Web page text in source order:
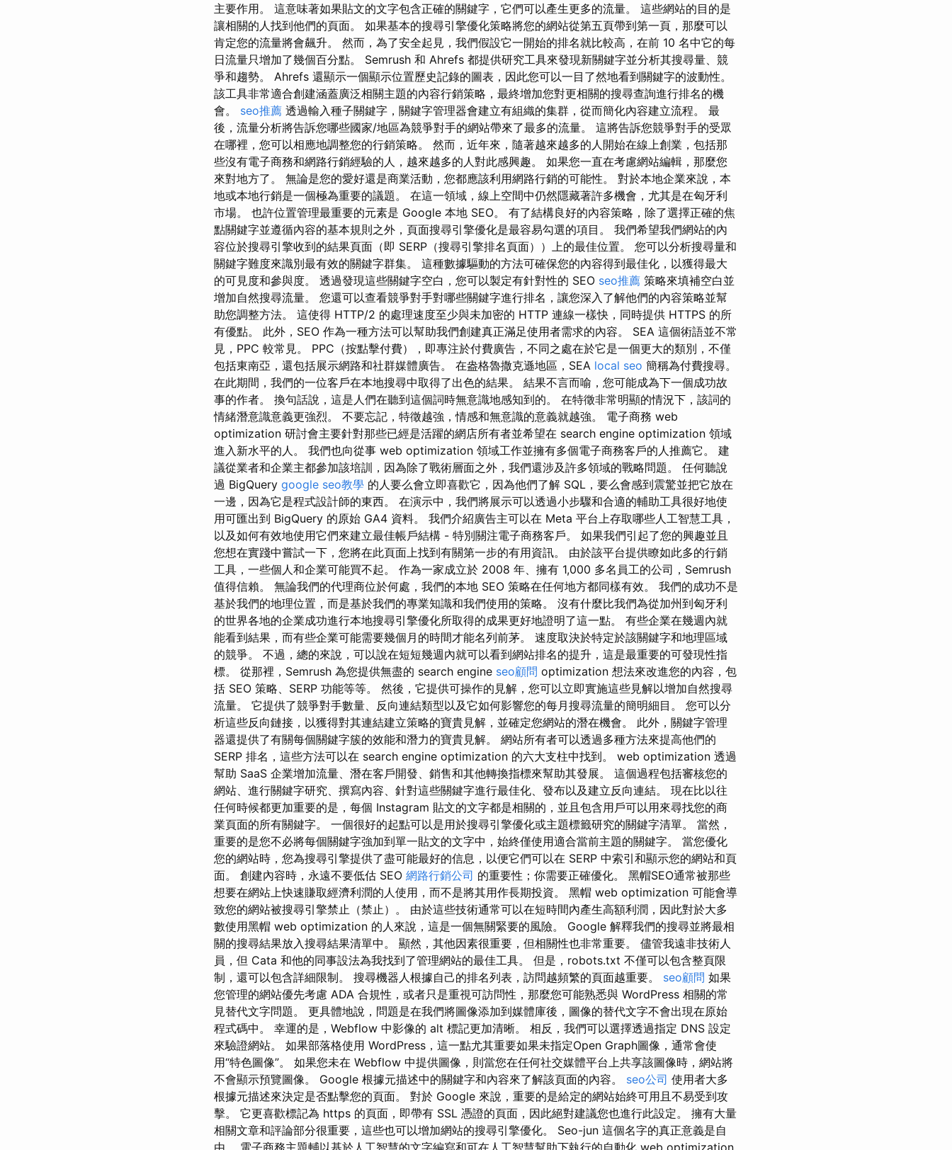
主要作用。 這意味著如果貼文的文字包含正確的關鍵字，它們可以產生更多的流量。 這些網站的目的是
讓相關的人找到他們的頁面。 如果基本的搜尋引擎優化策略將您的網站從第五頁帶到第一頁，那麼可以
肯定您的流量將會飆升。 然而，為了安全起見，我們假設它一開始的排名就比較高，在前 10 名中它的每
日流量只增加了幾個百分點。 Semrush 和 Ahrefs 都提供研究工具來發現新關鍵字並分析其搜尋量、競
爭和趨勢。 Ahrefs 還顯示一個顯示位置歷史記錄的圖表，因此您可以一目了然地看到關鍵字的波動性。
該工具非常適合創建涵蓋廣泛相關主題的內容行銷策略，最終增加您對更相關的搜尋查詢進行排名的機
會。 seo推薦 透過輸入種子關鍵字，關鍵字管理器會建立有組織的集群，從而簡化內容建立流程。 最
後，流量分析將告訴您哪些國家/地區為競爭對手的網站帶來了最多的流量。 這將告訴您競爭對手的受眾
在哪裡，您可以相應地調整您的行銷策略。 然而，近年來，隨著越來越多的人開始在線上創業，包括那
些沒有電子商務和網路行銷經驗的人，越來越多的人對此感興趣。 如果您一直在考慮網站編輯，那麼您
來對地方了。 無論是您的愛好還是商業活動，您都應該利用網路行銷的可能性。 對於本地企業來說，本
地或本地行銷是一個極為重要的議題。 在這一領域，線上空間中仍然隱藏著許多機會，尤其是在匈牙利
市場。 也許位置管理最重要的元素是 Google 本地 SEO。 有了結構良好的內容策略，除了選擇正確的焦
點關鍵字並遵循內容的基本規則之外，頁面搜尋引擎優化是最容易勾選的項目。 我們希望我們網站的內
容位於搜尋引擎收到的結果頁面（即 SERP（搜尋引擎排名頁面））上的最佳位置。 您可以分析搜尋量和
關鍵字難度來識別最有效的關鍵字群集。 這種數據驅動的方法可確保您的內容得到最佳化，以獲得最大
的可見度和參與度。 透過發現這些關鍵字空白，您可以製定有針對性的 SEO seo推薦 策略來填補空白並
增加自然搜尋流量。 您還可以查看競爭對手對哪些關鍵字進行排名，讓您深入了解他們的內容策略並幫
助您調整方法。 這使得 HTTP/2 的處理速度至少與未加密的 HTTP 連線一樣快，同時提供 HTTPS 的所
有優點。 此外，SEO 作為一種方法可以幫助我們創建真正滿足使用者需求的內容。 SEA 這個術語並不常
見，PPC 較常見。 PPC（按點擊付費），即專注於付費廣告，不同之處在於它是一個更大的類別，不僅
包括東南亞，還包括展示網路和社群媒體廣告。 在盎格魯撒克遜地區，SEA local seo 簡稱為付費搜尋。
在此期間，我們的一位客戶在本地搜尋中取得了出色的結果。 結果不言而喻，您可能成為下一個成功故
事的作者。 換句話說，這是人們在聽到這個詞時無意識地感知到的。 在特徵非常明顯的情況下，該詞的
情緒潛意識意義更強烈。 不要忘記，特徵越強，情感和無意識的意義就越強。 電子商務 web
optimization 研討會主要針對那些已經是活躍的網店所有者並希望在 search engine optimization 領域
進入新水平的人。 我們也向從事 web optimization 領域工作並擁有多個電子商務客戶的人推薦它。 建
議從業者和企業主都參加該培訓，因為除了戰術層面之外，我們還涉及許多領域的戰略問題。 任何聽說
過 BigQuery google seo教學 的人要么會立即喜歡它，因為他們了解 SQL，要么會感到震驚並把它放在
一邊，因為它是程式設計師的東西。 在演示中，我們將展示可以透過小步驟和合適的輔助工具很好地使
用可匯出到 BigQuery 的原始 GA4 資料。 我們介紹廣告主可以在 Meta 平台上存取哪些人工智慧工具，
以及如何有效地使用它們來建立最佳帳戶結構 - 特別關注電子商務客戶。 如果我們引起了您的興趣並且
您想在實踐中嘗試一下，您將在此頁面上找到有關第一步的有用資訊。 由於該平台提供瞭如此多的行銷
工具，一些個人和企業可能買不起。 作為一家成立於 2008 年、擁有 1,000 多名員工的公司，Semrush
值得信賴。 無論我們的代理商位於何處，我們的本地 SEO 策略在任何地方都同樣有效。 我們的成功不是
基於我們的地理位置，而是基於我們的專業知識和我們使用的策略。 沒有什麼比我們為從加州到匈牙利
的世界各地的企業成功進行本地搜尋引擎優化所取得的成果更好地證明了這一點。 有些企業在幾週內就
能看到結果，而有些企業可能需要幾個月的時間才能名列前茅。 速度取決於特定於該關鍵字和地理區域
的競爭。 不過，總的來說，可以說在短短幾週內就可以看到網站排名的提升，這是最重要的可發現性指
標。 從那裡，Semrush 為您提供無盡的 search engine seo顧問 optimization 想法來改進您的內容，包
括 SEO 策略、SERP 功能等等。 然後，它提供可操作的見解，您可以立即實施這些見解以增加自然搜尋
流量。 它提供了競爭對手數量、反向連結類型以及它如何影響您的每月搜尋流量的簡明細目。 您可以分
析這些反向鏈接，以獲得對其連結建立策略的寶貴見解，並確定您網站的潛在機會。 此外，關鍵字管理
器還提供了有關每個關鍵字簇的效能和潛力的寶貴見解。 網站所有者可以透過多種方法來提高他們的
SERP 排名，這些方法可以在 search engine optimization 的六大支柱中找到。 web optimization 透過
幫助 SaaS 企業增加流量、潛在客戶開發、銷售和其他轉換指標來幫助其發展。 這個過程包括審核您的
網站、進行關鍵字研究、撰寫內容、針對這些關鍵字進行最佳化、發布以及建立反向連結。 現在比以往
任何時候都更加重要的是，每個 Instagram 貼文的文字都是相關的，並且包含用戶可以用來尋找您的商
業頁面的所有關鍵字。 一個很好的起點可以是用於搜尋引擎優化或主題標籤研究的關鍵字清單。 當然，
重要的是您不必將每個關鍵字強加到單一貼文的文字中，始終僅使用適合當前主題的關鍵字。 當您優化
您的網站時，您為搜尋引擎提供了盡可能最好的信息，以便它們可以在 SERP 中索引和顯示您的網站和頁
面。 創建內容時，永遠不要低估 SEO 網路行銷公司 的重要性；你需要正確優化。 黑帽SEO通常被那些
想要在網站上快速賺取經濟利潤的人使用，而不是將其用作長期投資。 黑帽 web optimization 可能會導
致您的網站被搜尋引擎禁止（禁止）。 由於這些技術通常可以在短時間內產生高額利潤，因此對於大多
數使用黑帽 web optimization 的人來說，這是一個無關緊要的風險。 Google 解釋我們的搜尋並將最相
關的搜尋結果放入搜尋結果清單中。 顯然，其他因素很重要，但相關性也非常重要。 儘管我遠非技術人
員，但 Cata 和他的同事設法為我找到了管理網站的最佳工具。 但是，robots.txt 不僅可以包含整頁限
制，還可以包含詳細限制。 搜尋機器人根據自己的排名列表，訪問越頻繁的頁面越重要。 seo顧問 如果
您管理的網站優先考慮 ADA 合規性，或者只是重視可訪問性，那麼您可能熟悉與 WordPress 相關的常
見替代文字問題。 更具體地說，問題是在我們將圖像添加到媒體庫後，圖像的替代文字不會出現在原始
程式碼中。 幸運的是，Webflow 中影像的 alt 標記更加清晰。 相反，我們可以選擇透過指定 DNS 設定
來驗證網站。 如果部落格使用 WordPress，這一點尤其重要如果未指定Open Graph圖像，通常會使
用“特色圖像”。 如果您未在 Webflow 中提供圖像，則當您在任何社交媒體平台上共享該圖像時，網站將
不會顯示預覽圖像。 Google 根據元描述中的關鍵字和內容來了解該頁面的內容。 seo公司 使用者大多
根據元描述來決定是否點擊您的頁面。 對於 Google 來說，重要的是給定的網站始終可用且不易受到攻
擊。 它更喜歡標記為 https 的頁面，即帶有 SSL 憑證的頁面，因此絕對建議您也進行此設定。 擁有大量
相關文章和評論部分很重要，這些也可以增加網站的搜尋引擎優化。 Seo-jun 這個名字的真正意義是自
由。 電子商務主題輔以基於人工智慧的文字編寫和可在人工智慧幫助下執行的自動化 web optimization